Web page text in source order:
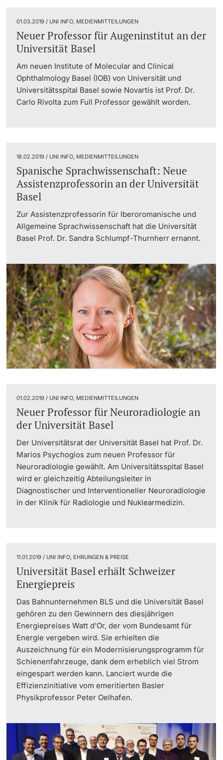
01.03.2019 / UNI INFO, MEDIENMITTEILUNGEN
Neuer Professor für Augeninstitut an der
Universität Basel
Am neuen Institute of Molecular and Clinical
Ophthalmology Basel (IOB) von Universität und
Universitätsspital Basel sowie Novartis ist Prof. Dr.
Carlo Rivolta zum Full Professor gewählt worden.
18.02.2019 / UNI INFO, MEDIENMITTEILUNGEN
Spanische Sprachwissenschaft: Neue
Assistenzprofessorin an der Universität
Basel
Zur Assistenzprofessorin für Iberoromanische und
Allgemeine Sprachwissenschaft hat die Universität
Basel Prof. Dr. Sandra Schlumpf-Thurnherr ernannt.
01.02.2019 / UNI INFO, MEDIENMITTEILUNGEN
Neuer Professor für Neuroradiologie an
der Universität Basel
Der Universitätsrat der Universität Basel hat Prof. Dr.
Marios Psychogios zum neuen Professor für
Neuroradiologie gewählt. Am Universitätsspital Basel
wird er gleichzeitig Abteilungsleiter in
Diagnostischer und Interventioneller Neuroradiologie
in der Klinik für Radiologie und Nuklearmedizin.
11.01.2019 / UNI INFO, EHRUNGEN & PREISE
Universität Basel erhält Schweizer
Energiepreis
Das Bahnunternehmen BLS und die Universität Basel
gehören zu den Gewinnern des diesjährigen
Energiepreises Watt d'Or, der vom Bundesamt für
Energie vergeben wird. Sie erhielten die
Auszeichnung für ein Modernisierungsprogramm für
Schienenfahrzeuge, dank dem erheblich viel Strom
eingespart werden kann. Lanciert wurde die
Effizienzinitiative vom emeritierten Basler
Physikprofessor Peter Oelhafen.